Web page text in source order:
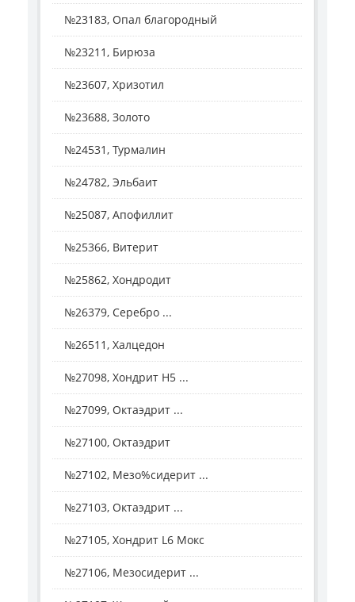
№23183, Опал благородный
№23211, Бирюза
№23607, Хризотил
№23688, Золото
№24531, Турмалин
№24782, Эльбаит
№25087, Апофиллит
№25366, Витерит
№25862, Хондродит
№26379, Серебро ...
№26511, Халцедон
№27098, Хондрит H5 ...
№27099, Октаэдрит ...
№27100, Октаэдрит
№27102, Мезо%сидерит ...
№27103, Октаэдрит ...
№27105, Хондрит L6 Мокс
№27106, Мезосидерит ...